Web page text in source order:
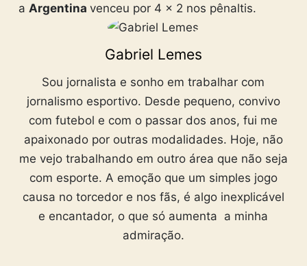
a Argentina venceu por 4 x 2 nos pênaltis.
Gabriel Lemes
Sou jornalista e sonho em trabalhar com
jornalismo esportivo. Desde pequeno, convivo
com futebol e com o passar dos anos, fui me
apaixonado por outras modalidades. Hoje, não
me vejo trabalhando em outro área que não seja
com esporte. A emoção que um simples jogo
causa no torcedor e nos fãs, é algo inexplicável
e encantador, o que só aumenta a minha
admiração.